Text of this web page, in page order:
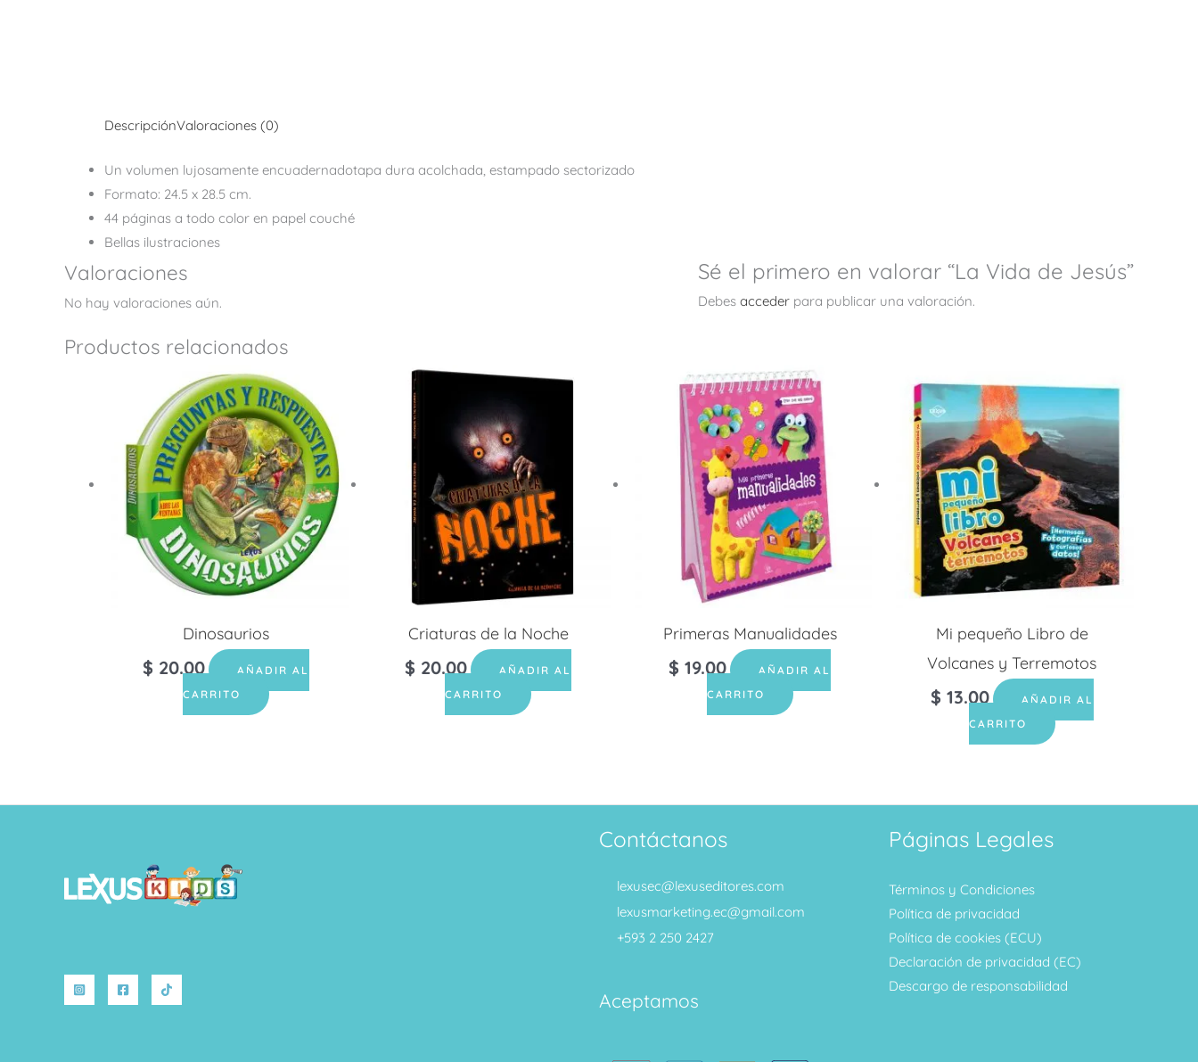
DescripciónValoraciones (0)
Un volumen lujosamente encuadernadotapa dura acolchada, estampado sectorizado
Formato: 24.5 x 28.5 cm.
44 páginas a todo color en papel couché
Bellas ilustraciones
Valoraciones
No hay valoraciones aún.
Sé el primero en valorar “La Vida de Jesús”
Debes acceder para publicar una valoración.
Productos relacionados
Dinosaurios
$ 20.00
AÑADIR AL
CARRITO
Criaturas de la Noche
$ 20.00
AÑADIR AL
CARRITO
Primeras Manualidades
$ 19.00
AÑADIR AL
CARRITO
Mi pequeño Libro de
Volcanes y Terremotos
$ 13.00
AÑADIR AL
CARRITO
Contáctanos
lexusec@lexuseditores.com
lexusmarketing.ec@gmail.com
+593 2 250 2427
Aceptamos
Páginas Legales
Términos y Condiciones
Política de privacidad
Política de cookies (ECU)
Declaración de privacidad (EC)
Descargo de responsabilidad